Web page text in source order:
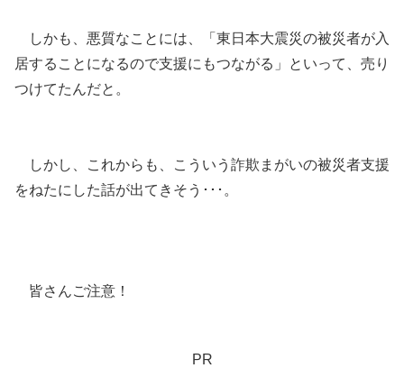
しかも、悪質なことには、「東日本大震災の被災者が入
居することになるので支援にもつながる」といって、売り
つけてたんだと。
しかし、これからも、こういう詐欺まがいの被災者支援
をねたにした話が出てきそう･･･。
皆さんご注意！
PR